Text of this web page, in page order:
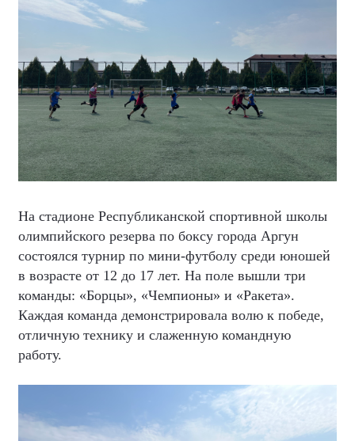
На стадионе Республиканской спортивной школы
олимпийского резерва по боксу города Аргун
состоялся турнир по мини-футболу среди юношей
в возрасте от 12 до 17 лет. На поле вышли три
команды: «Борцы», «Чемпионы» и «Ракета».
Каждая команда демонстрировала волю к победе,
отличную технику и слаженную командную
работу.